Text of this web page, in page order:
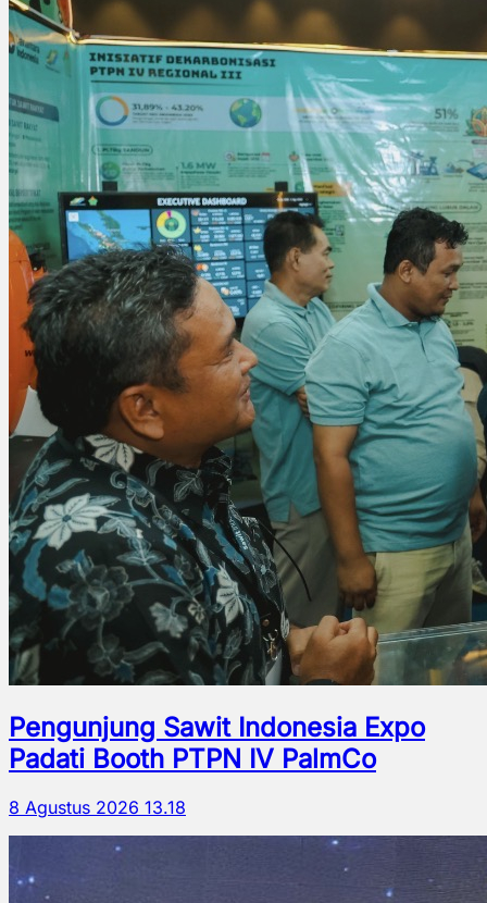
Pengunjung Sawit Indonesia Expo
Padati Booth PTPN IV PalmCo
8 Agustus 2026 13.18